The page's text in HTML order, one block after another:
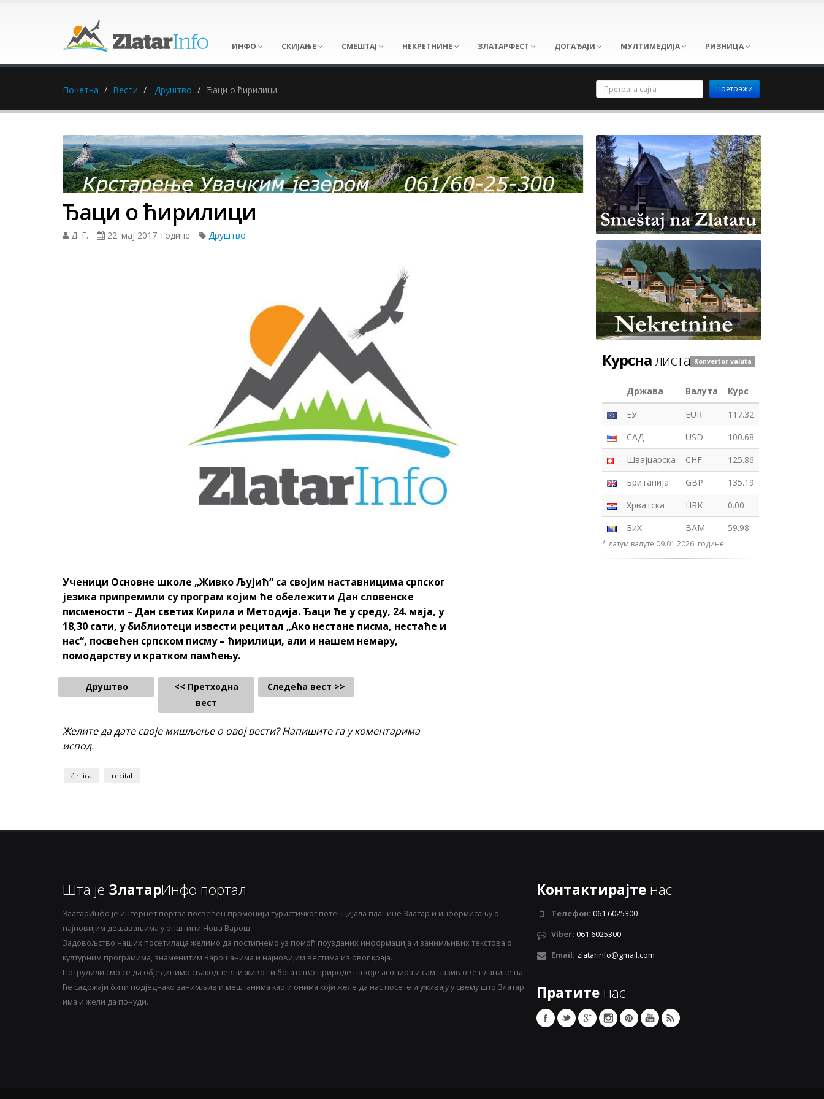
ИНФО СКИЈАЊЕ СМЕШТАЈ НЕКРЕТНИНЕ ЗЛАТАРФЕСТ ДОГАЂАЈИ МУЛТИМЕДИЈА РИЗНИЦА
Почетна Вести Друштво Ђаци о ћирилици
Ђаци о ћирилици
Д. Г. 22. мај 2017. године Друштво
Ученици Основне школе „Живко Љујић“ са својим наставницима српског
језика припремили су програм којим ће обележити Дан словенске
писмености – Дан светих Кирила и Методија. Ђаци ће у среду, 24. маја, у
18,30 сати, у библиотеци извести рецитал „Ако нестане писма, нестаће и
нас“, посвећен српском писму – ћирилици, али и нашем немару,
помодарству и кратком памћењу.
Друштво
<< Претходна
вест
Следећа вест >>
Желите да дате своје мишљење о овој вести? Напишите га у коментарима
испод.
ćirilica recital
Курсналиста Konvertor valuta
Држава Валута
Курс
ЕУ
EUR
117.32
САД
USD
100.68
Швајцарска
CHF
125.86
Британија
GBP
135.19
Хрватска
HRK
0.00
БиХ
BAM 59.98
* датум валуте 09.01.2026. године
Шта је ЗлатарИнфо портал
ЗлатарИнфо је интернет портал посвећен промоцији туристичког потенцијала планине Златар и информисању о
најновијим дешавањима у општини Нова Варош.
Задовољство наших посетилаца желимо да постигнемо уз помоћ поузданих информација и занимљивих текстова о
културним програмима, знаменитим Варошанима и најновијим вестима из овог краја.
Потрудили смо се да објединимо свакодневни живот и богатство природе на које асоцира и сам назив ове планине па
ће садржаји бити подједнако занимљив и мештанима као и онима који желе да нас посете и уживају у свему што Златар
има и жели да понуди.
Контактирајте нас
Телефон: 061 6025300
Viber: 061 6025300
Email: zlatarinfo@gmail.com
Пратите нас